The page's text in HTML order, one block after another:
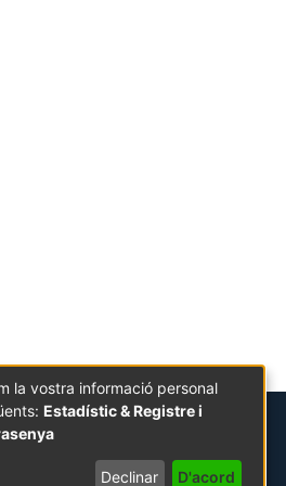
la vostra informació personal
Estadístic & Registre i
Declinar D'acord